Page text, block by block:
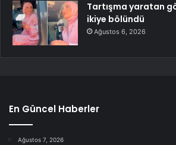
Tartışma yaratan
ikiye bölündü
Ağustos 6, 2026
En Güncel Haberler
Ağustos 7, 2026